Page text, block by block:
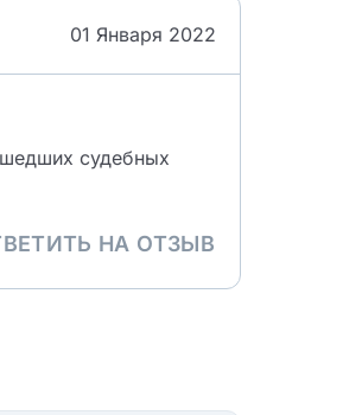
01 Января 2022
судебных
НА ОТЗЫВ